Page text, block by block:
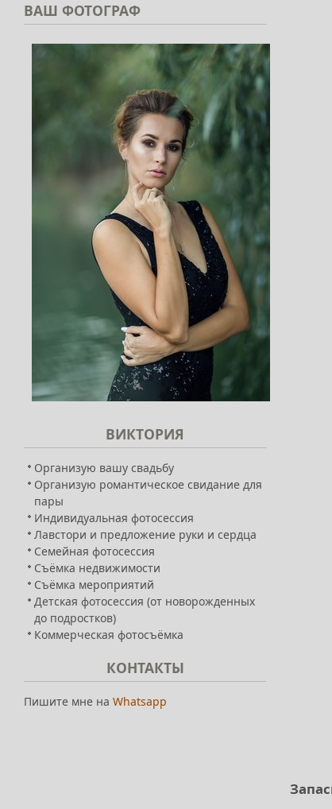
ВАШ ФОТОГРАФ
ВИКТОРИЯ
Организую вашу свадьбу
Организую романтическое свидание для
пары
Индивидуальная фотосессия
Лавстори и предложение руки и сердца
Семейная фотосессия
Съёмка недвижимости
Съёмка мероприятий
Детская фотосессия (от новорожденных
до подростков)
Коммерческая фотосъёмка
КОНТАКТЫ
Пишите мне на Whatsapp